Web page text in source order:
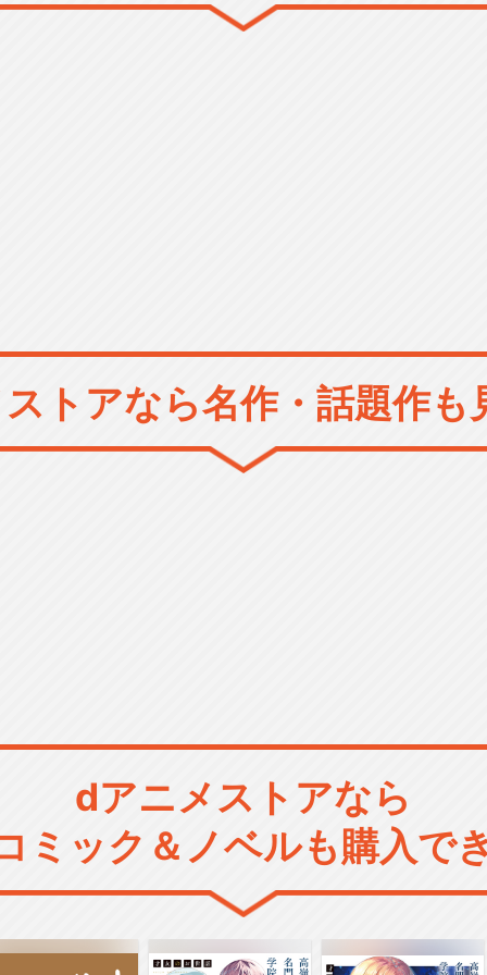
トアなら名作・話題作も
dアニメストアなら
ミック＆ノベルも購入で